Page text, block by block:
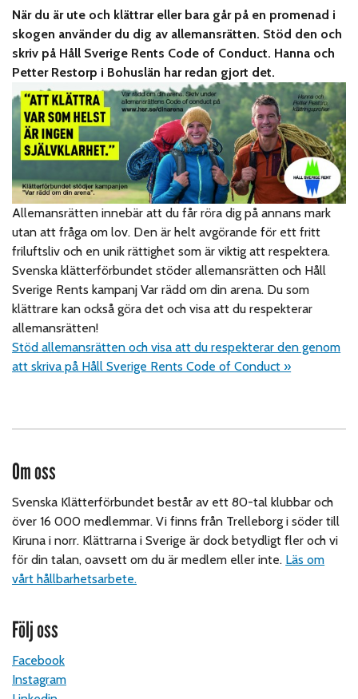
När du är ute och klättrar eller bara går på en promenad i
skogen använder du dig av allemansrätten. Stöd den och
skriv på Håll Sverige Rents Code of Conduct. Hanna och
Petter Restorp i Bohuslän har redan gjort det.
Allemansrätten innebär att du får röra dig på annans mark
utan att fråga om lov. Den är helt avgörande för ett fritt
friluftsliv och en unik rättighet som är viktig att respektera.
Svenska klätterförbundet stöder allemansrätten och Håll
Sverige Rents kampanj Var rädd om din arena. Du som
klättrare kan också göra det och visa att du respekterar
allemansrätten!
Stöd allemansrätten och visa att du respekterar den genom
att skriva på Håll Sverige Rents Code of Conduct »
Om oss
Svenska Klätterförbundet består av ett 80-tal klubbar och
över 16 000 medlemmar. Vi finns från Trelleborg i söder till
Kiruna i norr. Klättrarna i Sverige är dock betydligt fler och vi
för din talan, oavsett om du är medlem eller inte. Läs om
vårt hållbarhetsarbete.
Följ oss
Facebook
Instagram